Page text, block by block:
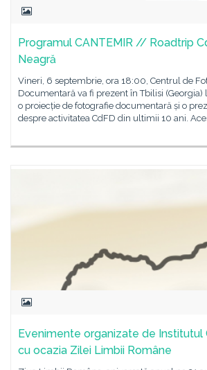
Programul CANTEMIR // Roadtrip
Neagră
Vineri, 6 septembrie, ora 18:00, Centrul de
Documentară va fi prezent în Tbilisi (Georgia)
o proiecție de fotografie documentară și o
despre activitatea CdFD din ultimii 10 ani.
Evenimente organizate de Institutul
cu ocazia Zilei Limbii Române